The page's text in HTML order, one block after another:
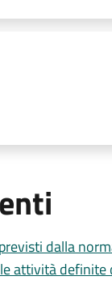
dalla
attività definite